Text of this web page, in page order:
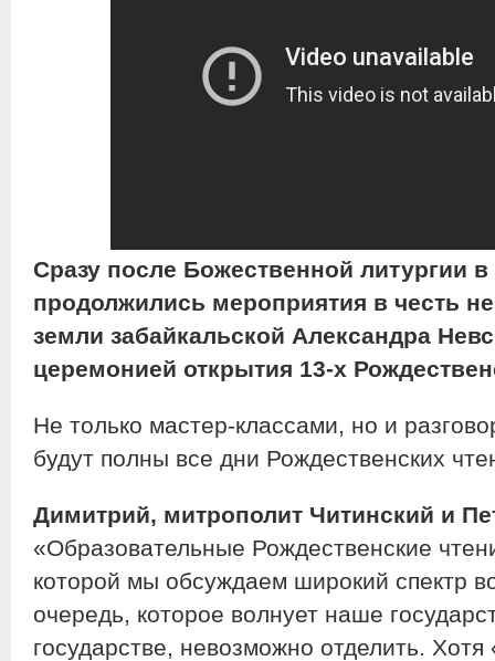
Сразу после Божественной литургии
продолжились мероприятия в честь
земли забайкальской Александра
церемонией открытия 13-х
Не только мастер-классами, но и
будут полны все дни Рождественских
Димитрий, митрополит Читинский и
«Образовательные Рождественские
которой мы обсуждаем широкий спектр
очередь, которое волнует наше
государстве, невозможно отделить.